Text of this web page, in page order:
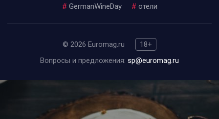
# GermanWineDay # отели
© 2026 Euromag.ru
18+
Вопросы и предложения: sp@euromag.ru